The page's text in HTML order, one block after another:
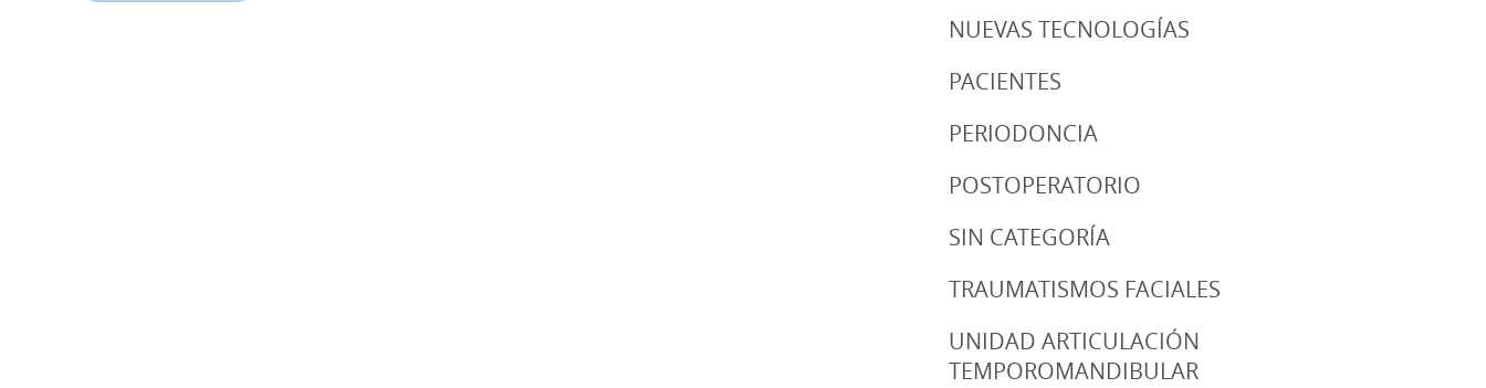
NUEVAS TECNOLOGÍAS
PACIENTES
PERIODONCIA
POSTOPERATORIO
SIN CATEGORÍA
TRAUMATISMOS FACIALES
UNIDAD ARTICULACIÓN
TEMPOROMANDIBULAR